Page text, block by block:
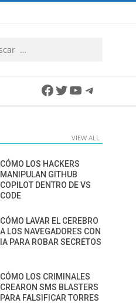
Facebook
Twitter
YouTube
VIEW ALL
CÓMO LOS HACKERS
MANIPULAN GITHUB
COPILOT DENTRO DE VS
CODE
CÓMO LAVAR EL CEREBRO
A LOS NAVEGADORES CON
IA PARA ROBAR SECRETOS
CÓMO LOS CRIMINALES
CREARON SMS BLASTERS
PARA FALSIFICAR TORRES